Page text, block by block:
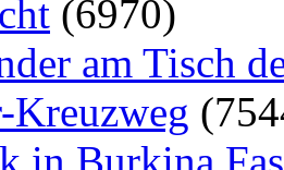
(6970)
am Tisch
Kreuzweg